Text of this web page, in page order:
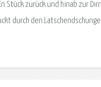
Stück zurück und hinab zur
durch den